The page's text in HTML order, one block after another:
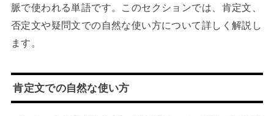
脈で使われる単語です。このセクションでは、肯定文、
否定文や疑問文での自然な使い方について詳しく解説し
ます。
肯定文での自然な使い方